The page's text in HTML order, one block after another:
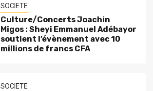
SOCIETE
Culture/Concerts Joachin
Migos : Sheyi Emmanuel Adébayor
soutient l’évènement avec 10
millions de francs CFA
SOCIETE